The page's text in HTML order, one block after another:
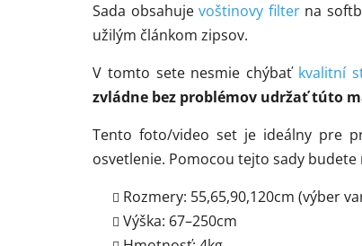
Sada obsahujevoštinovy ​​filterna
užilým článkom zipsov.
V tomto sete nesmie chýbať kvalitní
zvládne bez problémov udržať túto
Tento foto/video set je ideálny pre
osvetlenie. Pomocou tejto sady
Rozmery: 55,65,90,120cm (výber
Výška: 67–250cm